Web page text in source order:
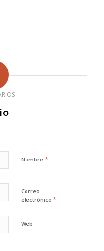
Nombre *
Correo
electrónico *
Web